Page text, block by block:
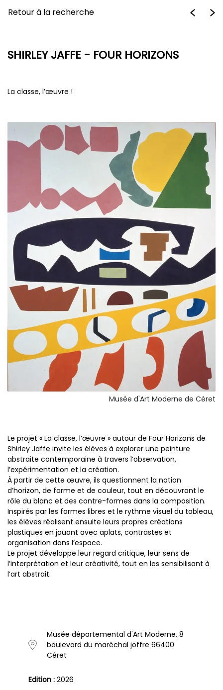
Retour à la recherche
SHIRLEY JAFFE - FOUR HORIZONS
La classe, l’œuvre !
Musée d'Art Moderne de Céret
Le projet « La classe, l’œuvre » autour de Four Horizons de
Shirley Jaffe invite les élèves à explorer une peinture
abstraite contemporaine à travers l’observation,
l’expérimentation et la création.
À partir de cette œuvre, ils questionnent la notion
d’horizon, de forme et de couleur, tout en découvrant le
rôle du blanc et des contre-formes dans la composition.
Inspirés par les formes libres et le rythme visuel du tableau,
les élèves réalisent ensuite leurs propres créations
plastiques en jouant avec aplats, contrastes et
organisation dans l’espace.
Le projet développe leur regard critique, leur sens de
l’interprétation et leur créativité, tout en les sensibilisant à
l’art abstrait.
Musée départemental d'Art Moderne, 8
boulevard du maréchal joffre 66400
Céret
Edition : 2026